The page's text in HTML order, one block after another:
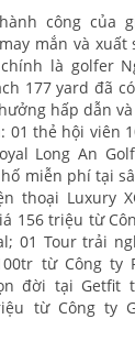
công của
mắn và xuất
là golfer
177 yard đã
hấp dẫn
01 thẻ hội viên
Long An
miễn phí tại
thoại Luxury
156 triệu từ
01 Tour trải
từ Công ty
đời tại Getfit
từ Công ty